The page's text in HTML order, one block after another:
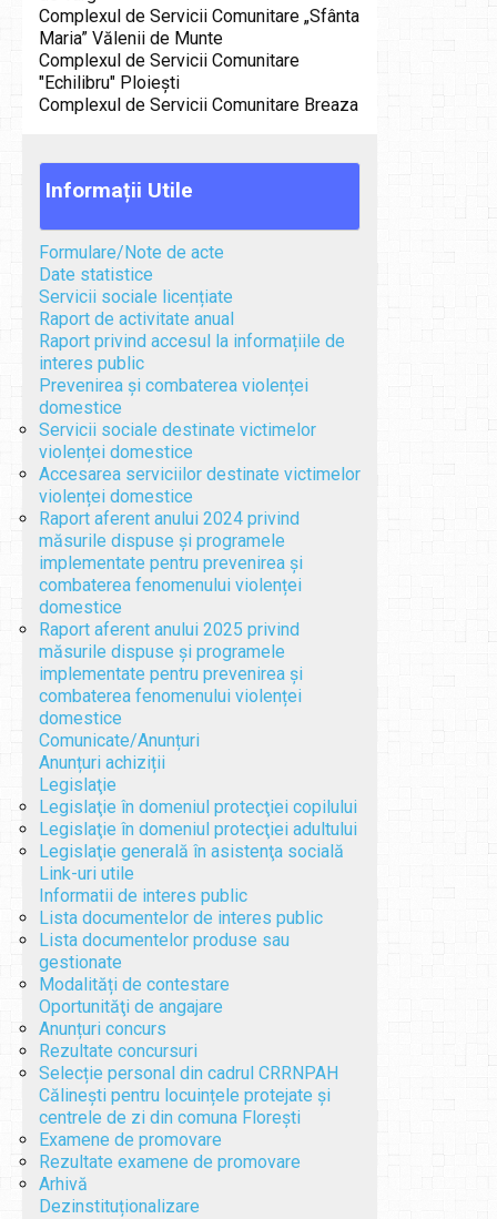
Complexul de Servicii Comunitare „Sfânta
Maria” Vălenii de Munte
Complexul de Servicii Comunitare
"Echilibru" Ploiești
Complexul de Servicii Comunitare Breaza
Informații Utile
Formulare/Note de acte
Date statistice
Servicii sociale licențiate
Raport de activitate anual
Raport privind accesul la informațiile de
interes public
Prevenirea și combaterea violenței
domestice
Servicii sociale destinate victimelor
violenței domestice
Accesarea serviciilor destinate victimelor
violenței domestice
Raport aferent anului 2024 privind
măsurile dispuse și programele
implementate pentru prevenirea și
combaterea fenomenului violenței
domestice
Raport aferent anului 2025 privind
măsurile dispuse și programele
implementate pentru prevenirea și
combaterea fenomenului violenței
domestice
Comunicate/Anunțuri
Anunțuri achiziții
Legislaţie
Legislaţie în domeniul protecţiei copilului
Legislaţie în domeniul protecţiei adultului
Legislaţie generală în asistenţa socială
Link-uri utile
Informatii de interes public
Lista documentelor de interes public
Lista documentelor produse sau
gestionate
Modalități de contestare
Oportunităţi de angajare
Anunțuri concurs
Rezultate concursuri
Selecție personal din cadrul CRRNPAH
Călinești pentru locuințele protejate și
centrele de zi din comuna Florești
Examene de promovare
Rezultate examene de promovare
Arhivă
Dezinstituționalizare